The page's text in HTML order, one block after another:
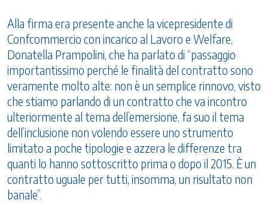
Alla firma era presente anche la vicepresidente di
Confcommercio con incarico al Lavoro e Welfare,
Donatella Prampolini, che ha parlato di “passaggio
importantissimo perché le finalità del contratto sono
veramente molto alte: non è un semplice rinnovo, visto
che stiamo parlando di un contratto che va incontro
ulteriormente al tema dell’emersione, fa suo il tema
dell’inclusione non volendo essere uno strumento
limitato a poche tipologie e azzera le differenze tra
quanti lo hanno sottoscritto prima o dopo il 2015. È un
contratto uguale per tutti, insomma, un risultato non
banale”.